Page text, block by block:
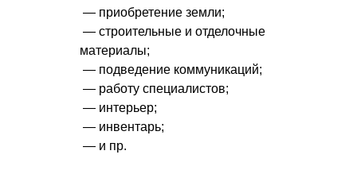
— приобретение земли;
— строительные и отделочные
материалы;
— подведение коммуникаций;
— работу специалистов;
— интерьер;
— инвентарь;
— и пр.